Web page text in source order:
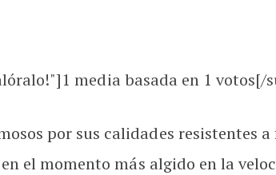
1 media basada en 1 votos[/
por sus calidades resistentes
el momento más algido en la